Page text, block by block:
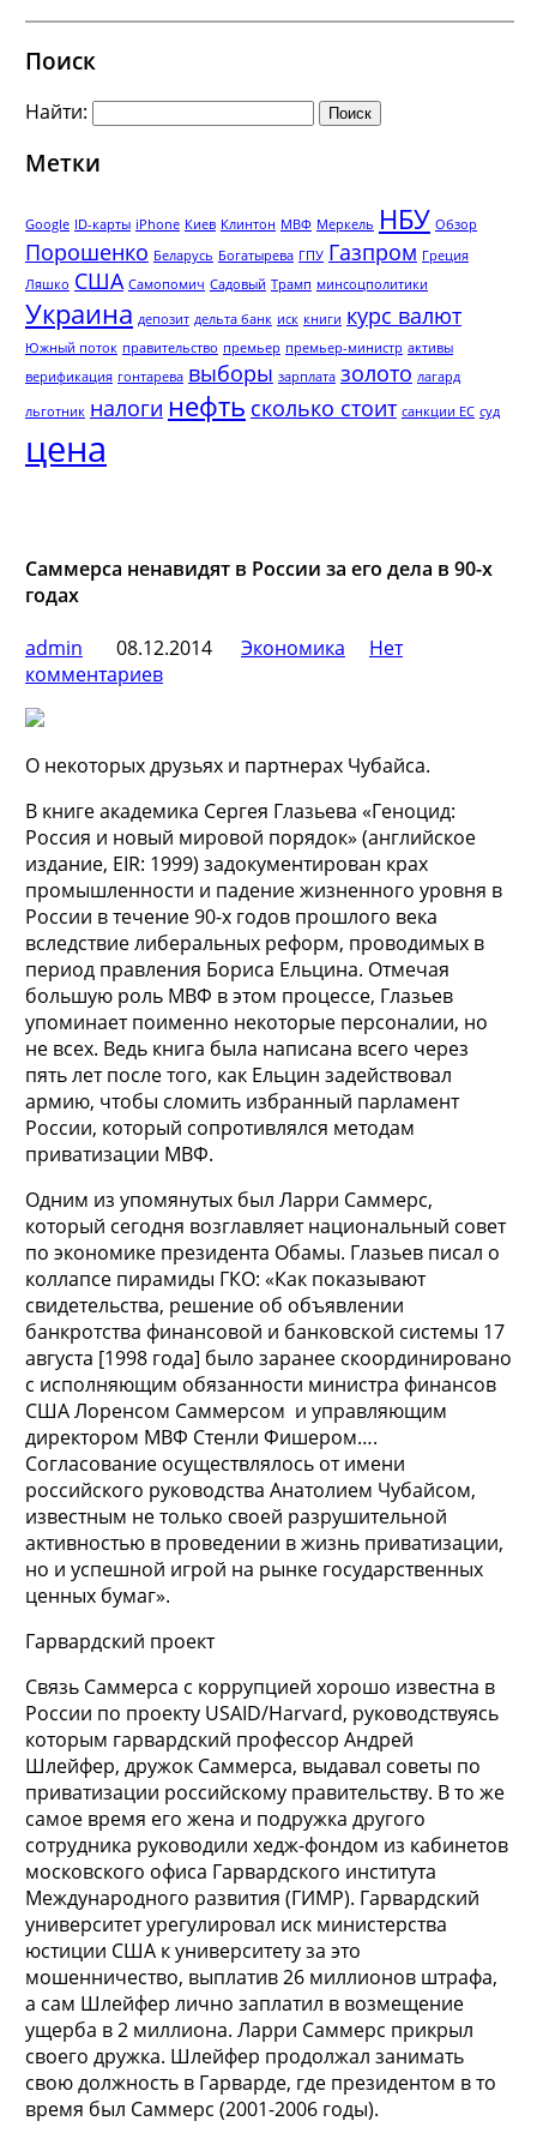
Поиск
Найти:
Метки
Google ID-карты iPhone Киев Клинтон МВФ Меркель НБУ Обзор
Порошенко Беларусь Богатырева ГПУ Газпром Греция
Ляшко США Самопомич Садовый Трамп минсоцполитики
Украина депозит дельта банк иск книги курс валют
Южный поток правительство премьер премьер-министр активы
верификация гонтарева выборы зарплата золото лагард
льготник налоги нефть сколько стоит санкции ЕС суд
цена
Саммерса ненавидят в России за его дела в 90-х
годах
admin
08.12.2014 Экономика
Нет
комментариев
О некоторых друзьях и партнерах Чубайса.
В книге академика Сергея Глазьева «Геноцид:
Россия и новый мировой порядок» (английское
издание, EIR: 1999) задокументирован крах
промышленности и падение жизненного уровня в
России в течение 90-х годов прошлого века
вследствиелиберальных реформ, проводимых в
период правления Бориса Ельцина. Отмечая
большую роль МВФ в этом процессе, Глазьев
упоминает поименно некоторые персоналии, но
не всех. Ведь книга была написана всего через
пять лет после того, как Ельцин задействовал
армию, чтобы сломить избранный парламент
России, который сопротивлялся методам
приватизации МВФ.
Одним из упомянутых был Ларри Саммерс,
который сегодня возглавляет национальный совет
по экономике президента Обамы. Глазьев писал о
коллапсе пирамиды ГКО: «Как показывают
свидетельства, решение об объявлении
банкротства финансовой и банковской системы 17
августа [1998 года] было заранее скоординировано
с исполняющим обязанности министра финансов
США Лоренсом Саммерсом и управляющим
директором МВФ Стенли Фишером….
Согласование осуществлялось от имени
российского руководства Анатолием Чубайсом,
известным не только своей разрушительной
активностью в проведении в жизнь приватизации,
но и успешной игрой на рынке государственных
ценных бумаг».
Гарвардский проект
Связь Саммерса с коррупцией хорошо известна в
России по проекту USAID/Harvard, руководствуясь
которым гарвардский профессор Андрей
Шлейфер, дружок Саммерса, выдавал советы по
приватизации российскому правительству. В то же
самое время его жена и подружка другого
сотрудника руководили хедж-фондом из кабинетов
московского офиса Гарвардского института
Международного развития (ГИМР). Гарвардский
университет урегулировал иск министерства
юстиции США к университету за это
мошенничество, выплатив 26 миллионов штрафа,
а сам Шлейфер лично заплатил в возмещение
ущерба в 2 миллиона. Ларри Саммерс прикрыл
своего дружка. Шлейфер продолжал занимать
свою должность в Гарварде, где президентом в то
время был Саммерс (2001-2006 годы).